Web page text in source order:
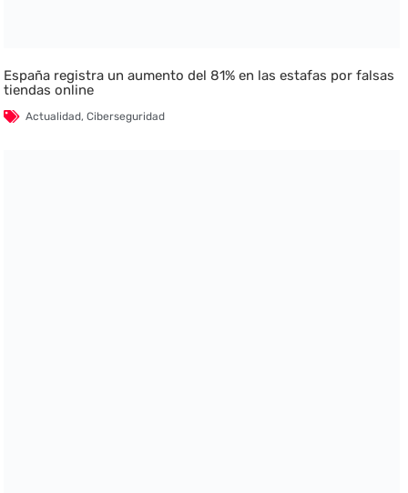
España registra un aumento del 81% en las estafas por falsas
tiendas online
Actualidad,Ciberseguridad